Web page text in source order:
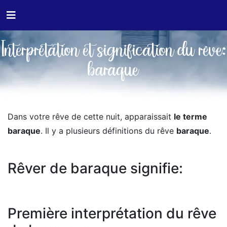
Interprétation et signification du rêve:
baraque
Dans votre rêve de cette nuit, apparaissait le terme
baraque. Il y a plusieurs définitions du rêve baraque.
Rêver de baraque signifie:
Première interprétation du rêve